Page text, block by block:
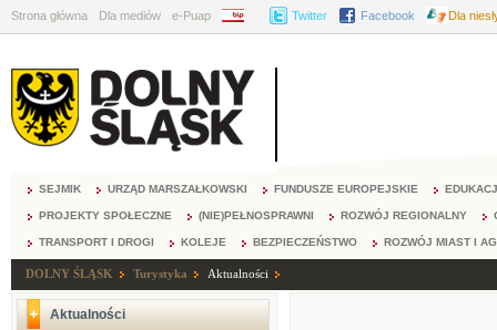
Strona główna Dla mediów e-Puap BIP Twitter Facebook Dla
SEJMIK URZĄD MARSZAŁKOWSKI FUNDUSZE EUROPEJSKIE
PROJEKTY SPOŁECZNE (NIE)PEŁNOSPRAWNI ROZWÓJ REGIONALNY
TRANSPORT I DROGI KOLEJE BEZPIECZEŃSTWO ROZWÓJ MIAST I
DOLNY ŚLĄSK Turystyka Aktualności
Aktualności